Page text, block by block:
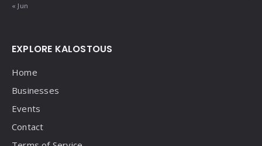
« Jun
EXPLORE KALOSTOUS
Home
Businesses
Events
Contact